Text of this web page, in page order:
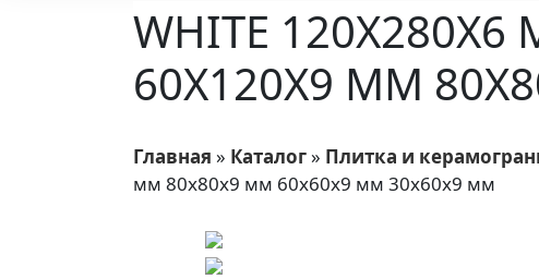
WHITE
60X120X9 ММ
Главная » Каталог» Плитка и
мм 80x80x9 мм 60x60x9 мм 30x60x9 мм